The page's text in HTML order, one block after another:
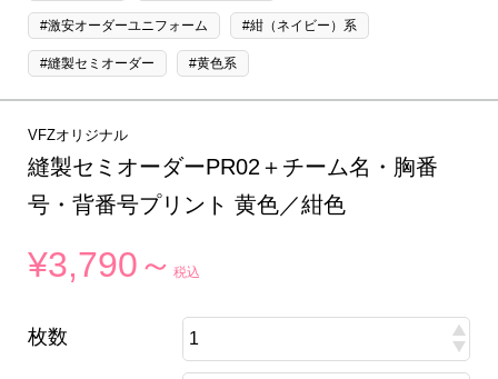
#激安オーダーユニフォーム #紺（ネイビー）系
#縫製セミオーダー #黄色系
VFZオリジナル
縫製セミオーダーPR02＋チーム名・胸番
号・背番号プリント 黄色／紺色
¥3,790～税込
枚数